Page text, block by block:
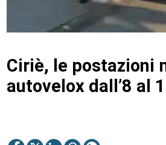
Ciriè, le postazioni
autovelox dall’8 al